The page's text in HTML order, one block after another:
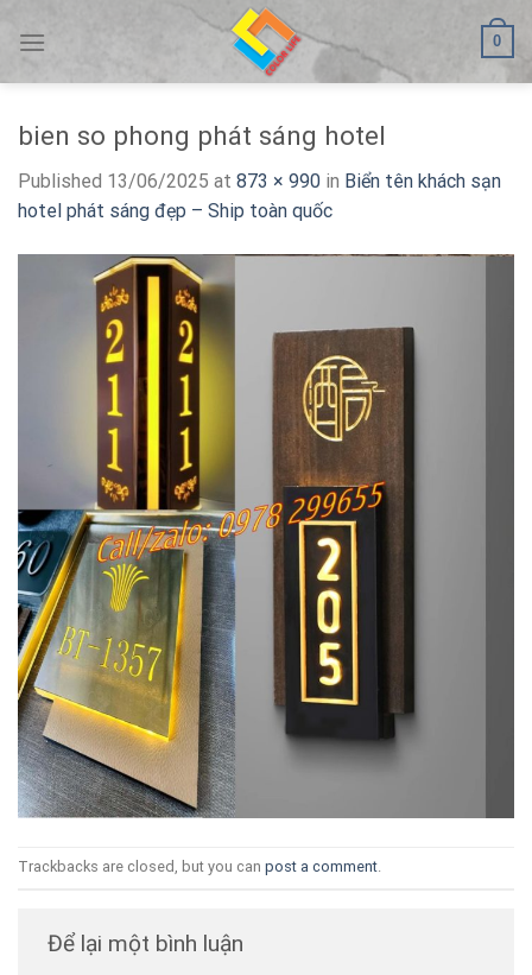
0
bien so phong phát sáng hotel
Published 13/06/2025 at 873 × 990 in Biển tên khách sạn
hotel phát sáng đẹp – Ship toàn quốc
Trackbacks are closed, but you can post a comment
Để lại một bình luận